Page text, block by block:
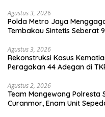
Agustus 3, 2026
Polda Metro Jaya
Tembakau Sintetis Seberat
Agustus 3, 2026
Rekonstruksi Kasus
Peragakan 44 Adegan di
Agustus 2, 2026
Team Mangewang Polresta
Curanmor, Enam Unit